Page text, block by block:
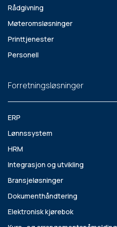
Rådgivning
Møteromsløsninger
Printtjenester
Personell
Forretningsløsninger
ERP
Lønnssystem
HRM
Integrasjon og utvikling
Bransjeløsninger
Dokumenthåndtering
Elektronisk kjørebok